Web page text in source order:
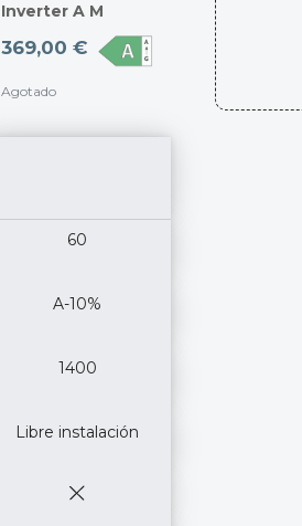
Inverter A M
369,00 €
Agotado
60
A-10%
1400
Libre instalación